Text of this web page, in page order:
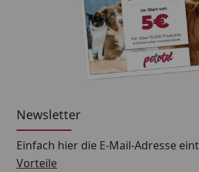
Newsletter
Einfach hier die E-Mail-Adresse
Vorteile